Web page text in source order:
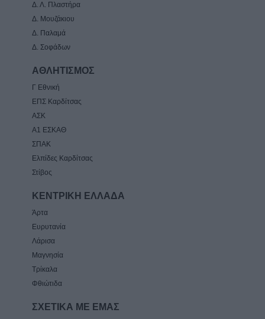
Δ. Λ. Πλαστήρα
Δ. Μουζάκιου
Δ. Παλαμά
Δ. Σοφάδων
ΑΘΛΗΤΙΣΜΟΣ
Γ Εθνική
ΕΠΣ Καρδίτσας
ΑΣΚ
Α1 ΕΣΚΑΘ
ΣΠΑΚ
Ελπίδες Καρδίτσας
Στίβος
ΚΕΝΤΡΙΚΗ ΕΛΛΑΔΑ
Άρτα
Ευρυτανία
Λάρισα
Μαγνησία
Τρίκαλα
Φθιώτιδα
ΣΧΕΤΙΚΑ ΜΕ ΕΜΑΣ